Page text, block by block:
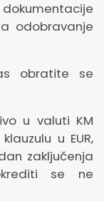
odobravanje
obratite se
u valuti KM
u EUR,
zaključenja
se ne